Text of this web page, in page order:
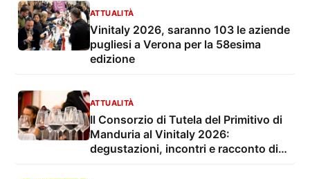
ATTUALITÀ
Vinitaly 2026, saranno 103 le aziende
pugliesi a Verona per la 58esima
edizione
ATTUALITÀ
Il Consorzio di Tutela del Primitivo di
Manduria al Vinitaly 2026:
degustazioni, incontri e racconto di